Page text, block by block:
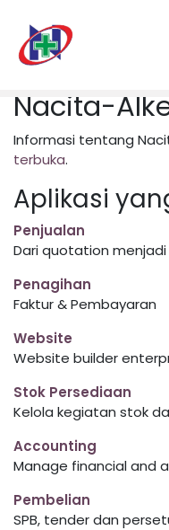
Nacita-
Informasi tentang
terbuka.
Aplikasi
Penjualan
Dari quotation
Penagihan
Faktur & Pembayaran
Website
Website builder
Stok Persediaan
Kelola kegiatan stok
Accounting
Manage financial and
Pembelian
SPB, tender dan